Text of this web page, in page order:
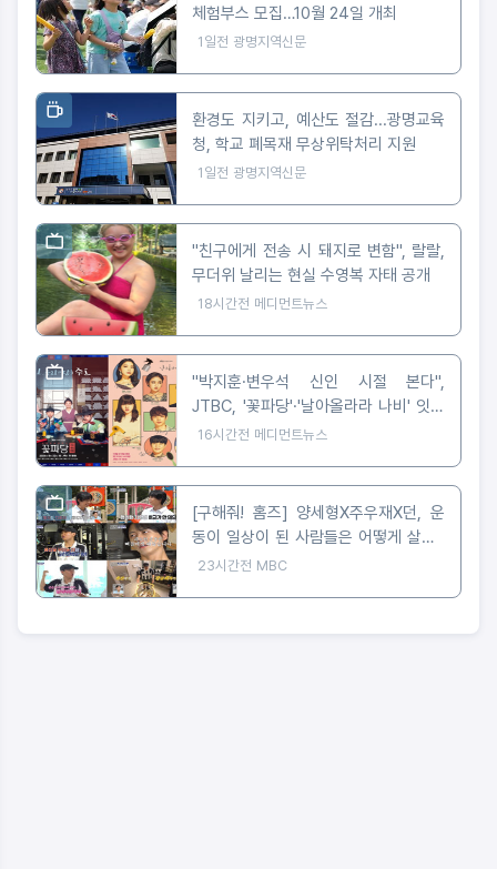
체험부스 모집…10월 24일 개최
1일전 광명지역신문
환경도 지키고, 예산도 절감...광명교육
청, 학교 폐목재 무상위탁처리 지원
1일전 광명지역신문
"친구에게 전송 시 돼지로 변함", 랄랄,
무더위 날리는 현실 수영복 자태 공개
18시간전 메디먼트뉴스
"박지훈·변우석 신인 시절 본다",
JTBC, '꽃파당'·'날아올라라 나비' 잇따
라 편성
16시간전 메디먼트뉴스
[구해줘! 홈즈] 양세형X주우재X던, 운
동이 일상이 된 사람들은 어떻게 살까?
'운동세권' 임장 특집!
23시간전 MBC